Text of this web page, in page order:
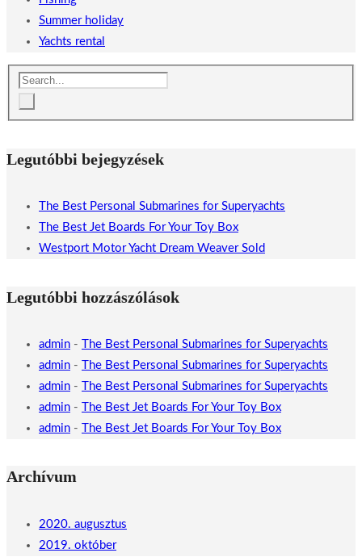
Summer holiday
Yachts rental
Legutóbbi bejegyzések
The Best Personal Submarines for Superyachts
The Best Jet Boards For Your Toy Box
Westport Motor Yacht Dream Weaver Sold
Legutóbbi hozzászólások
admin -
The Best Personal Submarines for Superyachts
admin -
The Best Personal Submarines for Superyachts
admin -
The Best Personal Submarines for Superyachts
admin -
The Best Jet Boards For Your Toy Box
admin - The Best Jet Boards For Your Toy Box
Archívum
2020. augusztus
2019. október